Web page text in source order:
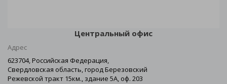
Центральный офис
Адрес
623704, Российская Федерация,
Свердловская область, город Березовский
Режевской тракт 15км., здание 5А, оф. 203